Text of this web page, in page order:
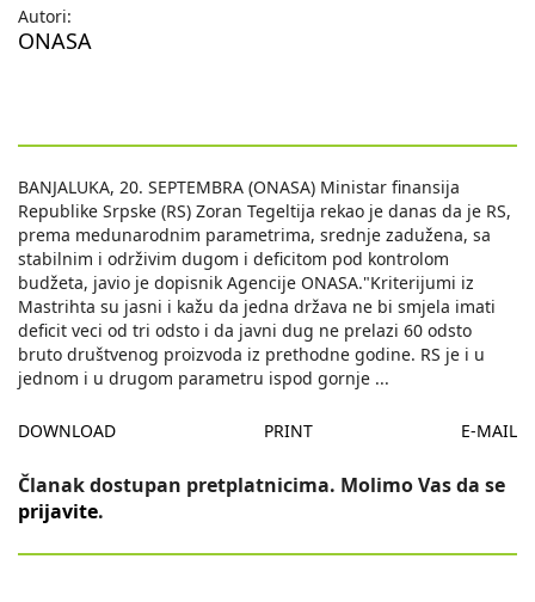
Autori:
ONASA
BANJALUKA, 20. SEPTEMBRA (ONASA) Ministar finansija
Republike Srpske (RS) Zoran Tegeltija rekao je danas da je RS,
prema medunarodnim parametrima, srednje zadužena, sa
stabilnim i održivim dugom i deficitom pod kontrolom
budžeta, javio je dopisnik Agencije ONASA."Kriterijumi iz
Mastrihta su jasni i kažu da jedna država ne bi smjela imati
deficit veci od tri odsto i da javni dug ne prelazi 60 odsto
bruto društvenog proizvoda iz prethodne godine. RS je i u
jednom i u drugom parametru ispod gornje ...
DOWNLOAD PRINT E-MAIL
Članak dostupan pretplatnicima. Molimo Vas da se
prijavite.